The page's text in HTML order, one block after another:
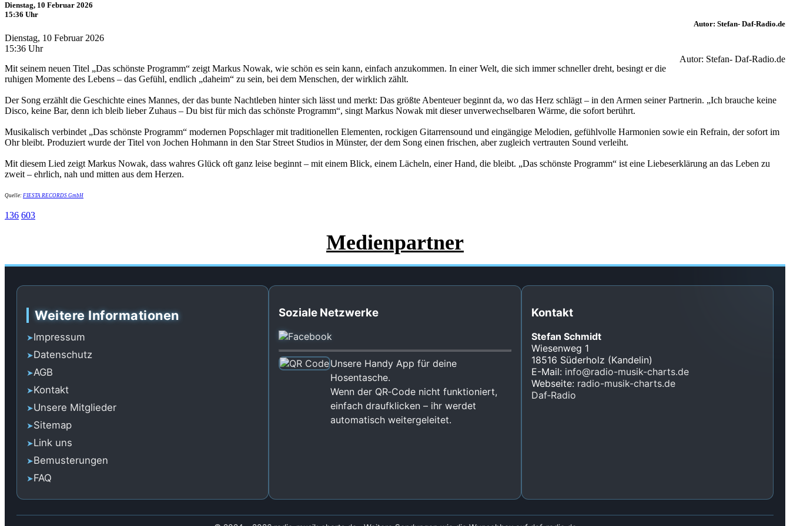
Dienstag, 10 Februar 2026
15:36 Uhr
Autor: Stefan- Daf-Radio.de
Dienstag, 10 Februar 2026
15:36 Uhr
Autor: Stefan- Daf-Radio.de
Mit seinem neuen Titel „Das schönste Programm“ zeigt Markus Nowak, wie schön es sein kann, einfach anzukommen. In einer Welt, die sich immer schneller dreht, besingt er die
ruhigen Momente des Lebens – das Gefühl, endlich „daheim“ zu sein, bei dem Menschen, der wirklich zählt.
Der Song erzählt die Geschichte eines Mannes, der das bunte Nachtleben hinter sich lässt und merkt: Das größte Abenteuer beginnt da, wo das Herz schlägt – in den Armen seiner Partnerin. „Ich brauche keine
Disco, keine Bar, denn ich bleib lieber Zuhaus – Du bist für mich das schönste Programm“, singt Markus Nowak mit dieser unverwechselbaren Wärme, die sofort berührt.
Musikalisch verbindet „Das schönste Programm“ modernen Popschlager mit traditionellen Elementen, rockigen Gitarrensound und eingängige Melodien, gefühlvolle Harmonien sowie ein Refrain, der sofort im
Ohr bleibt. Produziert wurde der Titel von Jochen Hohmann in den Star Street Studios in Münster, der dem Song einen frischen, aber zugleich vertrauten Sound verleiht.
Mit diesem Lied zeigt Markus Nowak, dass wahres Glück oft ganz leise beginnt – mit einem Blick, einem Lächeln, einer Hand, die bleibt. „Das schönste Programm“ ist eine Liebeserklärung an das Leben zu
zweit – ehrlich, nah und mitten aus dem Herzen.
Quelle: FIESTA RECORDS GmbH
136 603
Medienpartner
Weitere Informationen
Impressum
Datenschutz
AGB
Kontakt
Unsere Mitglieder
Sitemap
Link uns
Bemusterungen
FAQ
Soziale Netzwerke
Unsere Handy App für deine
Hosentasche.
Wenn der QR‑Code nicht funktioniert,
einfach draufklicken – ihr werdet
automatisch weitergeleitet.
Kontakt
Stefan Schmidt
Wiesenweg 1
18516 Süderholz (Kandelin)
E-Mail: info@radio-musik-charts.de
Webseite: radio-musik-charts.de
Daf‑Radio